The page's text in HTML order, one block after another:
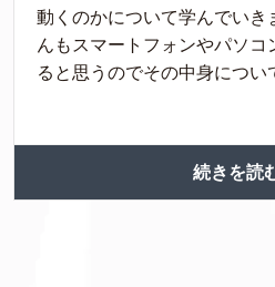
動くのかについて学んでいき
んもスマートフォンやパソコ
ると思うのでその中身につ
続きを読